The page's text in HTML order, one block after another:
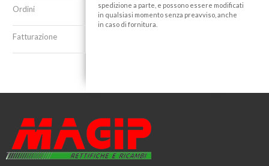
Ordini
Fatturazione
spedizione a parte, e possono essere modificati
in qualsiasi momento senza preavviso, anche
in caso di fornitura.